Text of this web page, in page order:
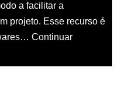
a facilitar a
projeto. Esse recurso é
Continuar